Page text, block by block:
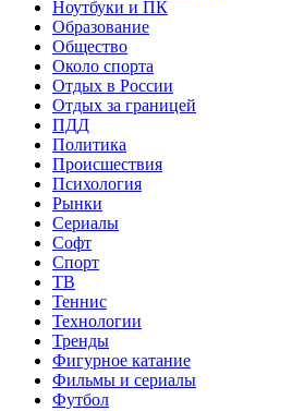
Ноутбуки и ПК
Образование
Общество
Около спорта
Отдых в России
Отдых за границей
ПДД
Политика
Происшествия
Психология
Рынки
Сериалы
Софт
Спорт
ТВ
Теннис
Технологии
Тренды
Фигурное катание
Фильмы и сериалы
Футбол